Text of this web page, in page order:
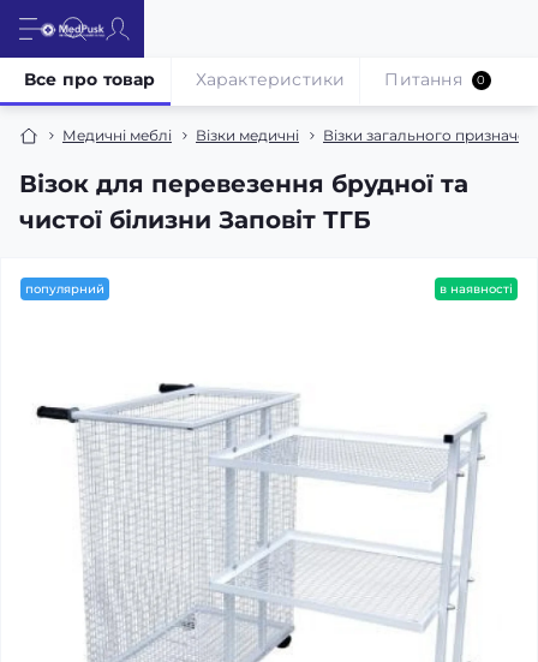
Медичні меблі Візки медичні Візки загального
Візок для перевезення брудної та
чистої білизни Заповіт ТГБ
Все про товар Характеристики Питання 0
популярний в наявності